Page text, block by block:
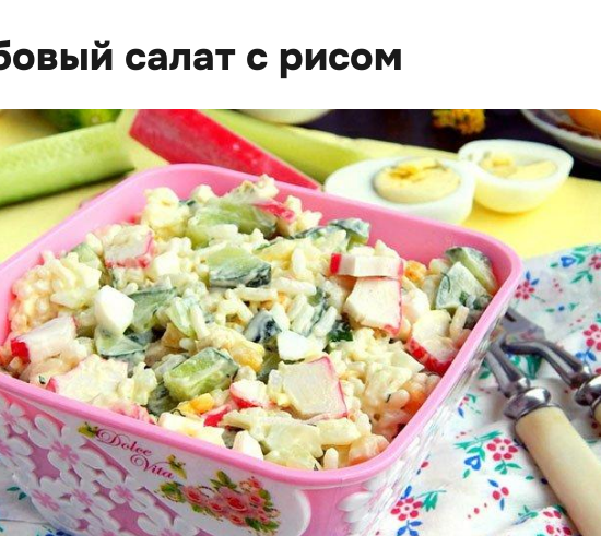
салат с рисом